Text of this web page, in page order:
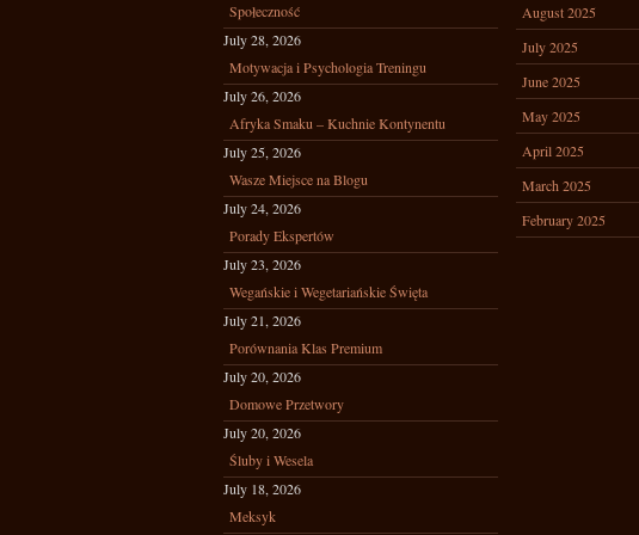
Społeczność
July 28, 2026
Motywacja i Psychologia Treningu
July 26, 2026
Afryka Smaku – Kuchnie Kontynentu
July 25, 2026
Wasze Miejsce na Blogu
July 24, 2026
Porady Ekspertów
July 23, 2026
Wegańskie i Wegetariańskie Święta
July 21, 2026
Porównania Klas Premium
July 20, 2026
Domowe Przetwory
July 20, 2026
Śluby i Wesela
July 18, 2026
Meksyk
August 2025
July 2025
June 2025
May 2025
April 2025
March 2025
February 2025